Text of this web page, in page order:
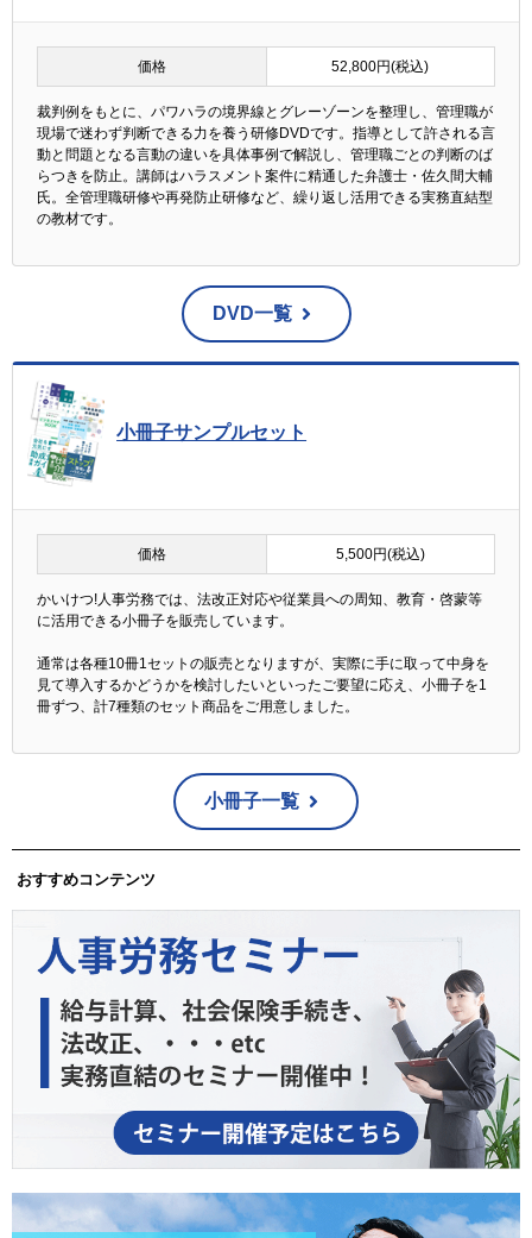
価格 52,800円(税込)
裁判例をもとに、パワハラの境界線とグレーゾーンを整理し、管理職が
現場で迷わず判断できる力を養う研修DVDです。指導として許される言
動と問題となる言動の違いを具体事例で解説し、管理職ごとの判断のば
らつきを防止。講師はハラスメント案件に精通した弁護士・佐久間大輔
氏。全管理職研修や再発防止研修など、繰り返し活用できる実務直結型
の教材です。
DVD一覧
小冊子サンプルセット
価格 5,500円(税込)
かいけつ!人事労務では、法改正対応や従業員への周知、教育・啓蒙等
に活用できる小冊子を販売しています。
通常は各種10冊1セットの販売となりますが、実際に手に取って中身を
見て導入するかどうかを検討したいといったご要望に応え、小冊子を1
冊ずつ、計7種類のセット商品をご用意しました。
小冊子一覧
おすすめコンテンツ